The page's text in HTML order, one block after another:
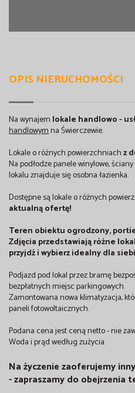
OPIS NIERUCHOMOŚCI
Na wynajem lokale handlowo -
handlowymna Świerczewie.
Lokale o różnych powierzchniachz
Na podłodze panele winylowe,
lokalu znajduje się osobna łazienka.
Dostępne są lokale o różnych
aktualną ofertę!
Teren obiektu ogrodzony,
Zdjęcia przedstawiają różne
przyjdź i wybierz idealny dla
Podjazd pod lokal przez bramę
bezpłatnych miejsc parkingowych.
Zamontowana nowa klimatyzacja,
paneli fotowoltaicznych.
Podana cena jest ceną netto - nie
Woda i prąd według zużycia.
Na życzenie zaoferujemy
-zapraszamy do obejrzenia